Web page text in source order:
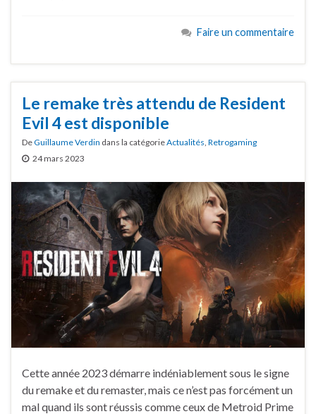
Faire un commentaire
Le remake très attendu de Resident
Evil 4 est disponible
DeGuillaume Verdin dans la catégorieActualités, Retrogaming
24 mars 2023
Cette année 2023 démarre indéniablement sous le signe
du remake et du remaster, mais ce n’est pas forcément un
mal quand ils sont réussis comme ceux de Metroid Prime